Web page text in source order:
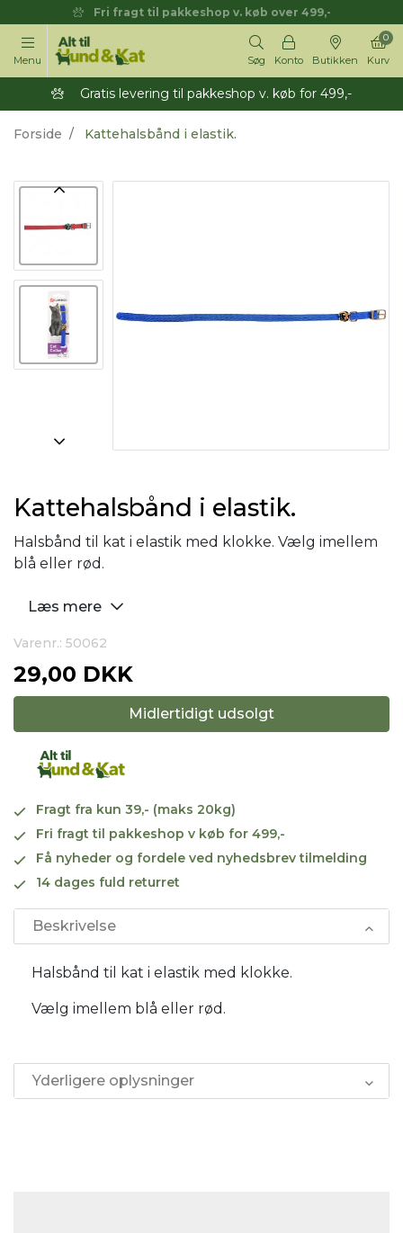
Fri fragt til pakkeshop v. køb over 499,-
Menu Søg Konto Butikken Kurv
0
Gratis levering til pakkeshop v. køb for 499,-
Forside Kattehalsbånd i elastik.
Kattehalsbånd i elastik.
Halsbånd til kat i elastik med klokke. Vælg imellem
blå eller rød.
Læs mere
Varenr.: 50062
29,00 DKK
Midlertidigt udsolgt
Fragt fra kun 39,- (maks 20kg)
Fri fragt til pakkeshop v køb for 499,-
Få nyheder og fordele ved nyhedsbrev tilmelding
14 dages fuld returret
Beskrivelse
Halsbånd til kat i elastik med klokke.
Vælg imellem blå eller rød.
Yderligere oplysninger